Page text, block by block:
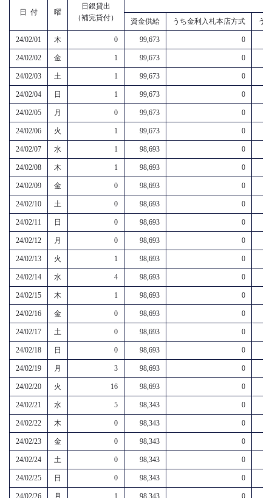
日 付 曜
日銀貸出
（補完貸付）
資金供給 うち金利入札本店方式 う
24/02/01 木 0 99,673 0
24/02/02 金 1 99,673 0
24/02/03 土 1 99,673 0
24/02/04 日 1 99,673 0
24/02/05 月 0 99,673 0
24/02/06 火 1 99,673 0
24/02/07 水 1 98,693 0
24/02/08 木 1 98,693 0
24/02/09 金 0 98,693 0
24/02/10 土 0 98,693 0
24/02/11 日 0 98,693 0
24/02/12 月 0 98,693 0
24/02/13 火 1 98,693 0
24/02/14 水 4 98,693 0
24/02/15 木 1 98,693 0
24/02/16 金 0 98,693 0
24/02/17 土 0 98,693 0
24/02/18 日 0 98,693 0
24/02/19 月 3 98,693 0
24/02/20 火 16 98,693 0
24/02/21 水 5 98,343 0
24/02/22 木 0 98,343 0
24/02/23 金 0 98,343 0
24/02/24 土 0 98,343 0
24/02/25 日 0 98,343 0
24/02/26 月 1 98,343 0